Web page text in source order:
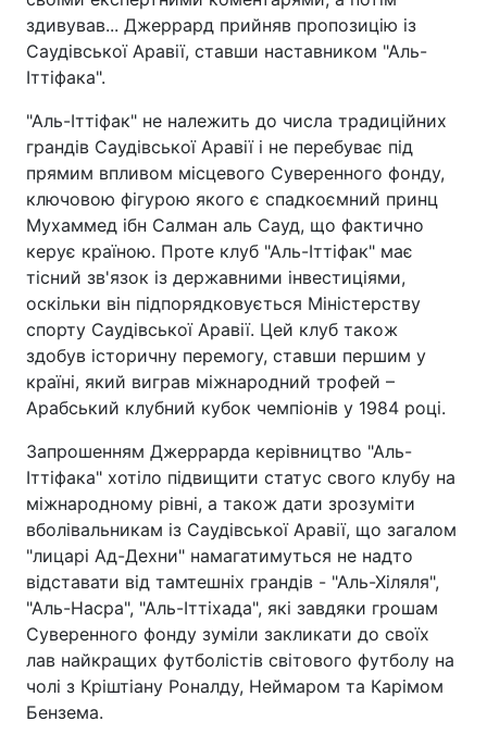
здивував... Джеррард прийняв пропозицію із
Саудівської Аравії, ставши наставником "Аль-
Іттіфака".
"Аль-Іттіфак" не належить до числа традиційних
грандів Саудівської Аравії і не перебуває під
прямим впливом місцевого Суверенного фонду,
ключовою фігурою якого є спадкоємний принц
Мухаммед ібн Салман аль Сауд, що фактично
керує країною. Проте клуб "Аль-Іттіфак" має
тісний зв'язок із державними інвестиціями,
оскільки він підпорядковується Міністерству
спорту Саудівської Аравії. Цей клуб також
здобув історичну перемогу, ставши першим у
країні, який виграв міжнародний трофей –
Арабський клубний кубок чемпіонів у 1984 році.
Запрошенням Джеррарда керівництво "Аль-
Іттіфака" хотіло підвищити статус свого клубу на
міжнародному рівні, а також дати зрозуміти
вболівальникам із Саудівської Аравії, що загалом
"лицарі Ад-Дехни" намагатимуться не надто
відставати від тамтешніх грандів - "Аль-Хіляля",
"Аль-Насра", "Аль-Іттіхада", які завдяки грошам
Суверенного фонду зуміли закликати до своїх
лав найкращих футболістів світового футболу на
чолі з Кріштіану Роналду, Неймаром та Карімом
Бензема.